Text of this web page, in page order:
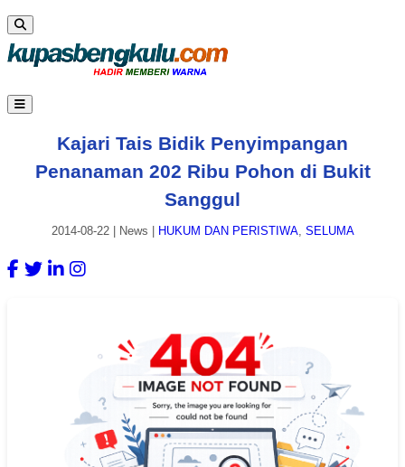
Kajari Tais Bidik Penyimpangan
Penanaman 202 Ribu Pohon di Bukit
Sanggul
2014-08-22| News HUKUM DAN PERISTIWA, SELUMA